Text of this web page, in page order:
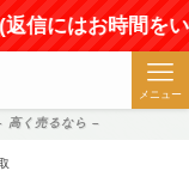
お時間をいただき
メニュー
高く売るなら –